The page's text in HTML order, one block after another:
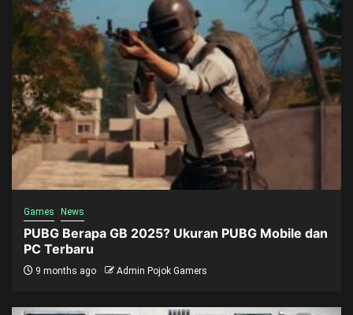
Games News
PUBG Berapa GB 2025? Ukuran PUBG Mobile dan
PC Terbaru
9 months ago Admin Pojok Gamers